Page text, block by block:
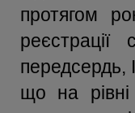
протягом
передсердь,
що на рівні